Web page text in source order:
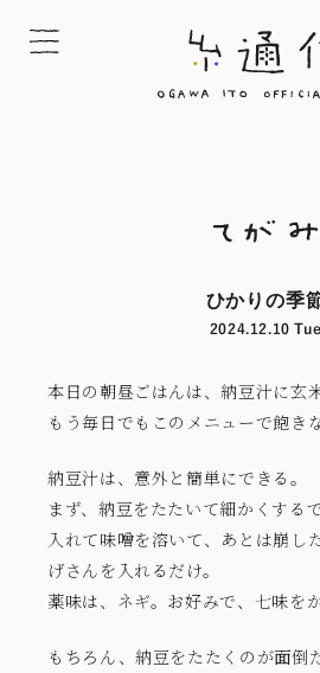
ひかりの季
2024.12.10 Tue
本日の朝昼ごはんは、納豆汁に玄
もう毎日でもこのメニューで飽き
納豆汁は、意外と簡単にできる。
まず、納豆をたたいて細かくする
入れて味噌を溶いて、あとは崩し
げさんを入れるだけ。
薬味は、ネギ。お好みで、七味をか
もちろん、納豆をたたくのが面倒